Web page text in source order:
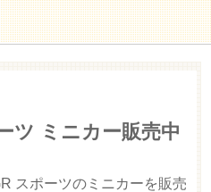
ツ ミニカー販売中
スポーツのミニカーを販売